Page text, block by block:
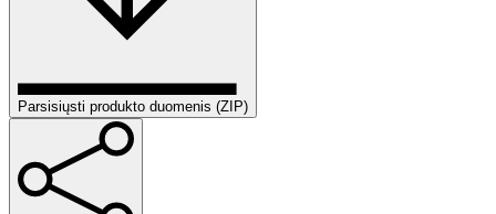
Parsisiųsti produkto duomenis (ZIP)